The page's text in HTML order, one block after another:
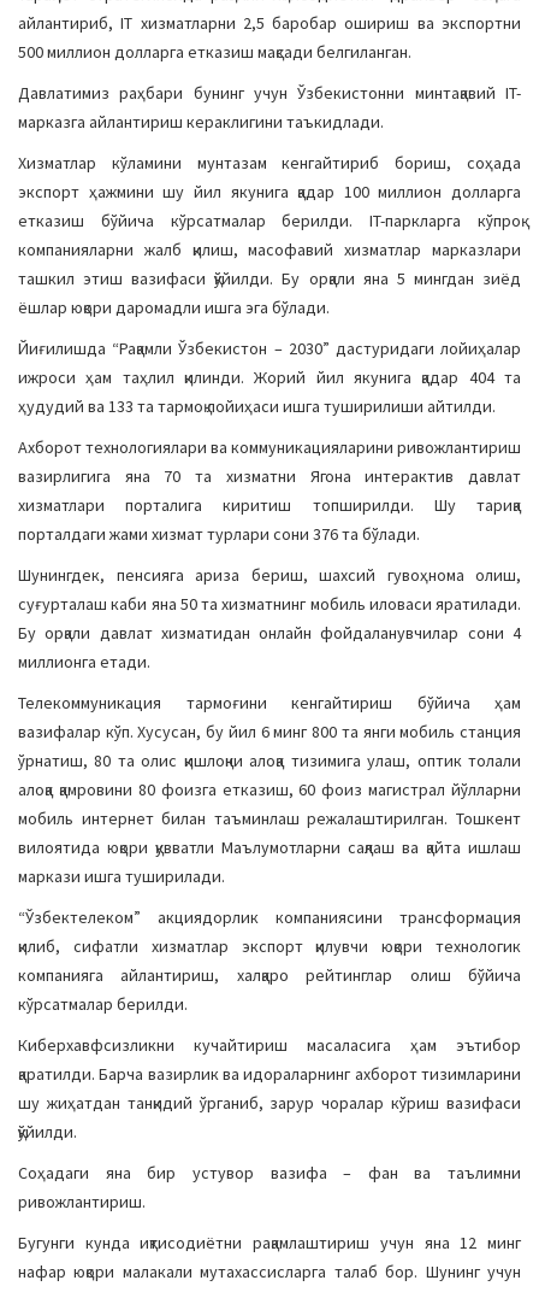
айлантириб, IT хизматларни 2,5 баробар ошириш ва экспортни
500 миллион долларга етказиш мақсади белгиланган.
Давлатимиз раҳбари бунинг учун Ўзбекистонни минтақавий IT-
марказга айлантириш кераклигини таъкидлади.
Хизматлар кўламини мунтазам кенгайтириб бориш, соҳада
экспорт ҳажмини шу йил якунига қадар 100 миллион долларга
етказиш бўйича кўрсатмалар берилди. IT-паркларга кўпроқ
компанияларни жалб қилиш, масофавий хизматлар марказлари
ташкил этиш вазифаси қўйилди. Бу орқали яна 5 мингдан зиёд
ёшлар юқори даромадли ишга эга бўлади.
Йиғилишда “Рақамли Ўзбекистон – 2030” дастуридаги лойиҳалар
ижроси ҳам таҳлил қилинди. Жорий йил якунига қадар 404 та
ҳудудий ва 133 та тармоқ лойиҳаси ишга туширилиши айтилди.
Ахборот технологиялари ва коммуникацияларини ривожлантириш
вазирлигига яна 70 та хизматни Ягона интерактив давлат
хизматлари порталига киритиш топширилди. Шу тариқа
порталдаги жами хизмат турлари сони 376 та бўлади.
Шунингдек, пенсияга ариза бериш, шахсий гувоҳнома олиш,
суғурталаш каби яна 50 та хизматнинг мобиль иловаси яратилади.
Бу орқали давлат хизматидан онлайн фойдаланувчилар сони 4
миллионга етади.
Телекоммуникация тармоғини кенгайтириш бўйича ҳам
вазифалар кўп. Хусусан, бу йил 6 минг 800 та янги мобиль станция
ўрнатиш, 80 та олис қишлоқни алоқа тизимига улаш, оптик толали
алоқа қамровини 80 фоизга етказиш, 60 фоиз магистрал йўлларни
мобиль интернет билан таъминлаш режалаштирилган. Тошкент
вилоятида юқори қувватли Маълумотларни сақлаш ва қайта ишлаш
маркази ишга туширилади.
“Ўзбектелеком” акциядорлик компаниясини трансформация
қилиб, сифатли хизматлар экспорт қилувчи юқори технологик
компанияга айлантириш, халқаро рейтинглар олиш бўйича
кўрсатмалар берилди.
Киберхавфсизликни кучайтириш масаласига ҳам эътибор
қаратилди. Барча вазирлик ва идораларнинг ахборот тизимларини
шу жиҳатдан танқидий ўрганиб, зарур чоралар кўриш вазифаси
қўйилди.
Соҳадаги яна бир устувор вазифа – фан ва таълимни
ривожлантириш.
Бугунги кунда иқтисодиётни рақамлаштириш учун яна 12 минг
нафар юқори малакали мутахассисларга талаб бор. Шунинг учун